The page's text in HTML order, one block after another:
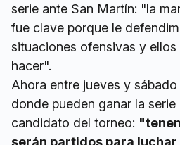
serie ante San Martín: "la
fue clave porque le
situaciones ofensivas y ellos
hacer".
Ahora entre jueves y
donde pueden ganar la serie
candidato del torneo:
serán partidos para